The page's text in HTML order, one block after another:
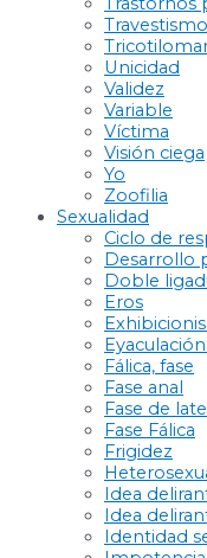
Travestismo
Unicidad
Validez
Variable
Víctima
Visión ciega
Yo
Zoofilia
Sexualidad
Ciclo de
Desarrollo
Doble
Eros
Fálica, fase
Fase anal
Fase de
Fase Fálica
Frigidez
Idea
Idea
Identidad